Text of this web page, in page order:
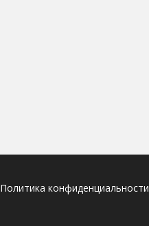
Политика конфиденциальности